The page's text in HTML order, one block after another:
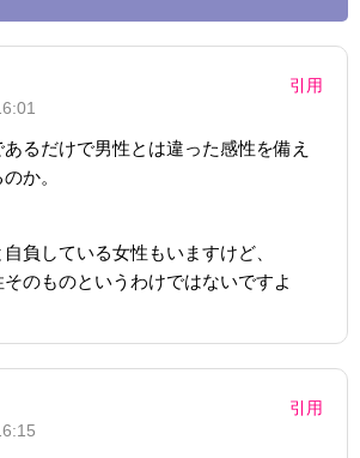
引用
るだけで男性とは違った感性を備え
か。
負している女性もいますけど、
のものというわけではないですよ
引用